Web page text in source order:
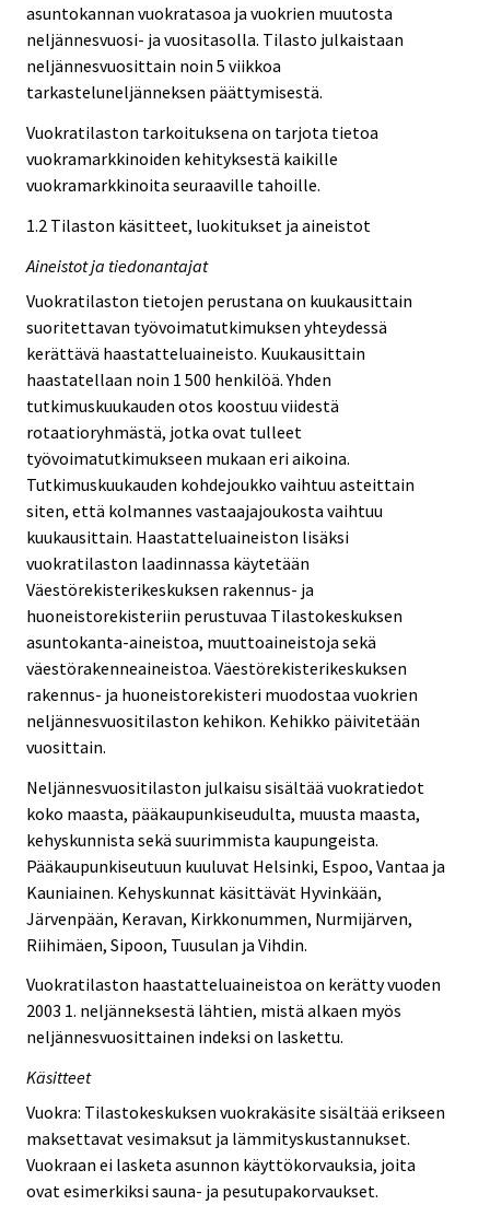
asuntokannan vuokratasoa ja vuokrien muutosta
neljännesvuosi- ja vuositasolla. Tilasto julkaistaan
neljännesvuosittain noin 5 viikkoa
tarkasteluneljänneksen päättymisestä.
Vuokratilaston tarkoituksena on tarjota tietoa
vuokramarkkinoiden kehityksestä kaikille
vuokramarkkinoita seuraaville tahoille.
1.2 Tilaston käsitteet, luokitukset ja aineistot
Aineistot ja tiedonantajat
Vuokratilaston tietojen perustana on kuukausittain
suoritettavan työvoimatutkimuksen yhteydessä
kerättävä haastatteluaineisto. Kuukausittain
haastatellaan noin 1 500 henkilöä. Yhden
tutkimuskuukauden otos koostuu viidestä
rotaatioryhmästä, jotka ovat tulleet
työvoimatutkimukseen mukaan eri aikoina.
Tutkimuskuukauden kohdejoukko vaihtuu asteittain
siten, että kolmannes vastaajajoukosta vaihtuu
kuukausittain. Haastatteluaineiston lisäksi
vuokratilaston laadinnassa käytetään
Väestörekisterikeskuksen rakennus- ja
huoneistorekisteriin perustuvaa Tilastokeskuksen
asuntokanta-aineistoa, muuttoaineistoja sekä
väestörakenneaineistoa. Väestörekisterikeskuksen
rakennus- ja huoneistorekisteri muodostaa vuokrien
neljännesvuositilaston kehikon. Kehikko päivitetään
vuosittain.
Neljännesvuositilaston julkaisu sisältää vuokratiedot
koko maasta, pääkaupunkiseudulta, muusta maasta,
kehyskunnista sekä suurimmista kaupungeista.
Pääkaupunkiseutuun kuuluvat Helsinki, Espoo, Vantaa ja
Kauniainen. Kehyskunnat käsittävät Hyvinkään,
Järvenpään, Keravan, Kirkkonummen, Nurmijärven,
Riihimäen, Sipoon, Tuusulan ja Vihdin.
Vuokratilaston haastatteluaineistoa on kerätty vuoden
2003 1. neljänneksestä lähtien, mistä alkaen myös
neljännesvuosittainen indeksi on laskettu.
Käsitteet
Vuokra: Tilastokeskuksen vuokrakäsite sisältää erikseen
maksettavat vesimaksut ja lämmityskustannukset.
Vuokraan ei lasketa asunnon käyttökorvauksia, joita
ovat esimerkiksi sauna- ja pesutupakorvaukset.